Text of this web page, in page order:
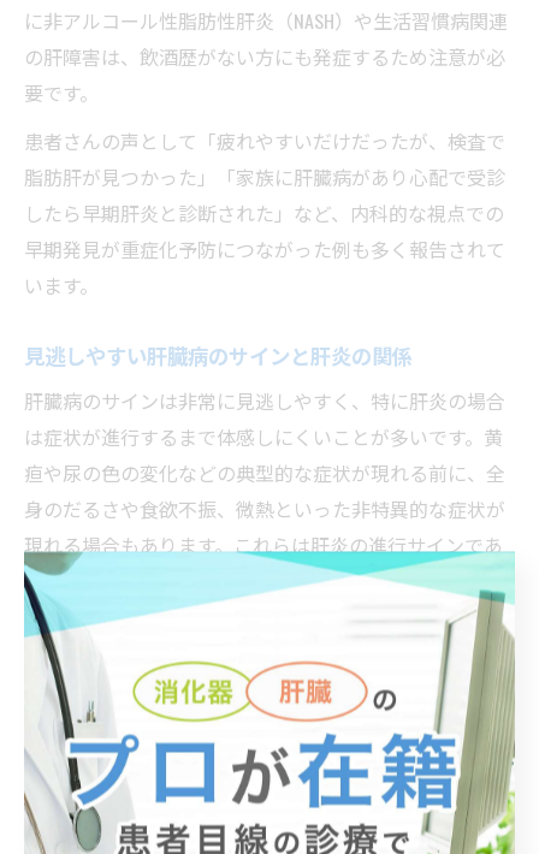
に非アルコール性脂肪性肝炎（NASH）や生活習慣病関連
の肝障害は、飲酒歴がない方にも発症するため注意が必
要です。
患者さんの声として「疲れやすいだけだったが、検査で
脂肪肝が見つかった」「家族に肝臓病があり心配で受診
したら早期肝炎と診断された」など、内科的な視点での
早期発見が重症化予防につながった例も多く報告されて
います。
見逃しやすい肝臓病のサインと肝炎の関係
肝臓病のサインは非常に見逃しやすく、特に肝炎の場合
は症状が進行するまで体感しにくいことが多いです。黄
疸や尿の色の変化などの典型的な症状が現れる前に、全
身のだるさや食欲不振、微熱といった非特異的な症状が
現れる場合もあります。これらは肝炎の進行サインであ
ることがあるため注意が必要です。
見逃しやすいサインとしては、健康診断での肝機能異常
や、疲れやすさ、皮膚のかゆみ、むくみなども挙げられ
ます。これらの症状は他の疾患とも重なりやすいため、
自己判断で放置せず、内科での相談が推奨されます。
肝臓病のサインに気付いたら、生活習慣の見直しや、必
要に応じて専門医への受診を早めることが大切です。特